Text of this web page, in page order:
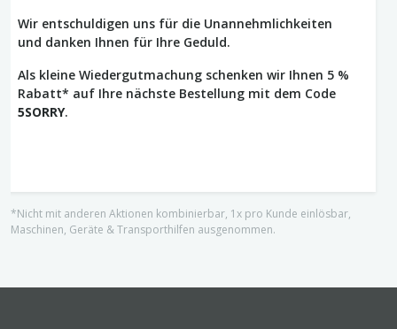
Wir entschuldigen uns für die Unannehmlichkeiten
und danken Ihnen für Ihre Geduld.
Als kleine Wiedergutmachung schenken wir Ihnen 5 %
Rabatt* auf Ihre nächste Bestellung mit dem Code
5SORRY.
*Nicht mit anderen Aktionen kombinierbar, 1x pro Kunde einlösbar,
Maschinen, Geräte & Transporthilfen ausgenommen.